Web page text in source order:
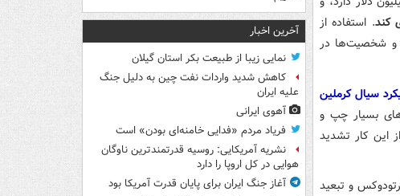
. استفاده از
و شخصیت‌ها در
سیال کرملین
بسیار چپ و
این کار تشدید
و تبعید
آخرین اخبار
نمایی زیبا از طبیعت بکر استان گیلان
کاهش شدید واردات نفت چین به دلیل جنگ
علیه ایران
آهوی ایرانی
فریاد مردم «فدایی خامنه‌ای بودن» است
نشریه آمریکایی: روسیه قدرتمندترین ناوگان
هوایی در کل اروپا را دارد
آغاز جنگ ایران برای پایان قدرت آمریکا بود